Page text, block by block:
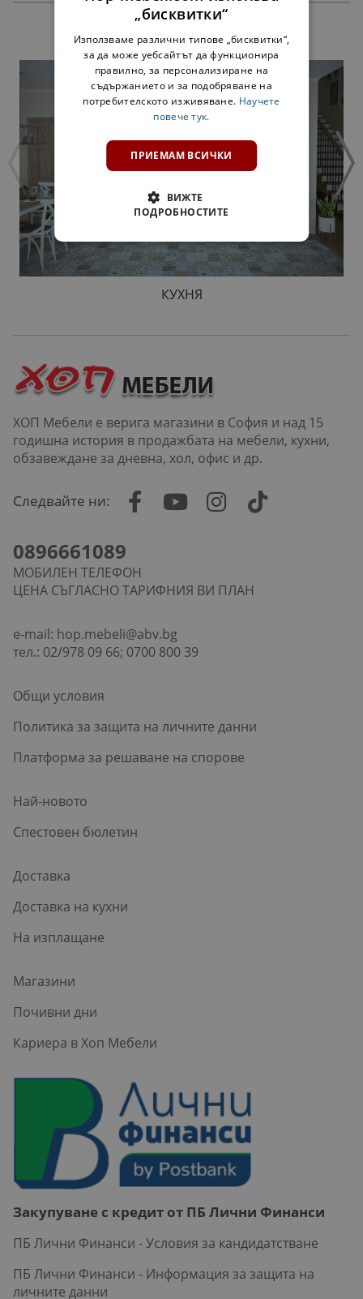
ПРОДУКТИ
КУХНЯ
ХОП Мебели е верига магазини в София и над 15
годишна история в продажбата на мебели, кухни,
обзавеждане за дневна, хол, офис и др.
Следвайте ни:
0896661089
МОБИЛЕН ТЕЛЕФОН
ЦЕНА СЪГЛАСНО ТАРИФНИЯ ВИ ПЛАН
e-mail: hop.mebeli@abv.bg
тел.: 02/978 09 66; 0700 800 39
Общи условия
Политика за защита на личните данни
Платформа за решаване на спорове
Най-новото
Спестовен бюлетин
Доставка
Доставка на кухни
На изплащане
Магазини
Почивни дни
Кариера в Хоп Мебели
Закупуване с кредит от ПБ Лични Финанси
ПБ Лични Финанси - Условия за кандидатстване
ПБ Лични Финанси - Информация за защита на
личните данни
„бисквитки“
Използваме различни типове „бисквитки“,
за да може уебсайтът да функционира
правилно, за персонализиране на
съдържанието и за подобряване на
потребителското изживяване. Научете
повече тук.
ПРИЕМАМ ВСИЧКИ
ВИЖТЕ
ПОДРОБНОСТИТЕ